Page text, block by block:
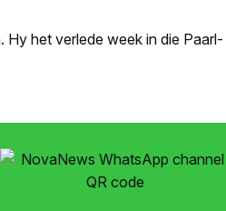
Hy het verlede week in die Paarl-